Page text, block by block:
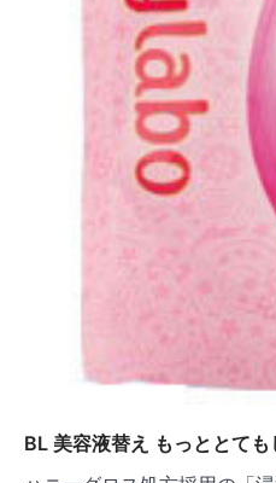
BL 美容液替え もっととて